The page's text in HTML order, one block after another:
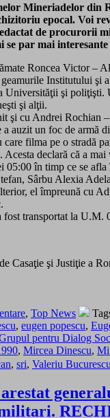
Mineriadelor din
epocal. Voi
de procurorii
par mai
Roncea Victor –
Institutului şi
Universităţii şi
şi alţii.
şi cu Andrei Rochian
auzit un foc de armă
filma pe o stradă
Acesta declară că a
în timp ce se
Sârbu Alexia
el împreună cu
fost transportat la
Casaţie şi Justiţie a
, Top News
, eugen popescu,
pentru Dialog
, Mircea Dinescu,
, sri, Valeriu Bucurescu